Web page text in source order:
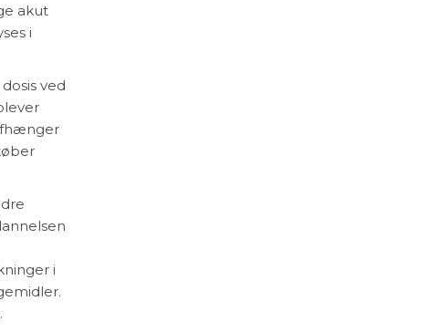
akut
i
ved
i